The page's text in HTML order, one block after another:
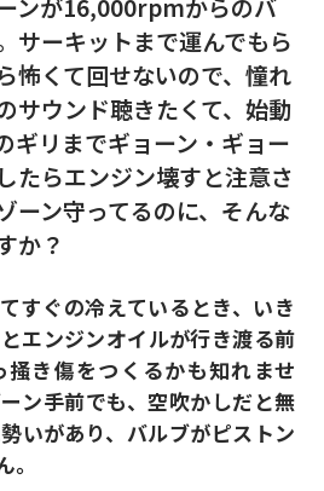
ンが16,000rpmからのバ
サーキットまで運んでもら
怖くて回せないので、憧れ
サウンド聴きたくて、始動
ギリまでギョーン・ギョー
たらエンジン壊すと注意さ
ーン守ってるのに、そんな
か？
すぐの冷えているとき、いき
エンジンオイルが行き渡る前
き傷をつくるかも知れませ
ン手前でも、空吹かしだと無
いがあり、バルブがピストン